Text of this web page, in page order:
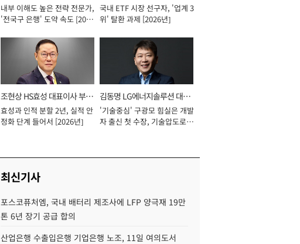
내부 이해도 높은 전략 전문가,
'전국구 은행' 도약 속도 [2026
표이사 사장
국내 ETF 시장 선구자, '업계 3
위' 탈환 과제 [2026년]
조현상 HS효성 대표이사 부회
장
효성과 인적 분할 2년, 실적 안
정화 단계 들어서 [2026년]
김동명 LG에너지솔루션 대표
이사 사장
'기술중심' 구광모 힘실은 개발
자 출신 첫 수장, 기술압도로
최신기사
포스코퓨처엠, 국내 배터리 제조사에 LFP 양극재 19만
톤 6년 장기 공급 합의
산업은행 수출입은행 기업은행 노조, 11일 여의도서